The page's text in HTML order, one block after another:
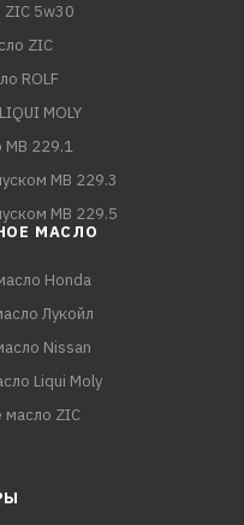
5w30
ZIC
ROLF
MOLY
229.1
MB 229.3
MB 229.5
МАСЛО
Honda
Лукойл
Nissan
Liqui Moly
масло ZIC